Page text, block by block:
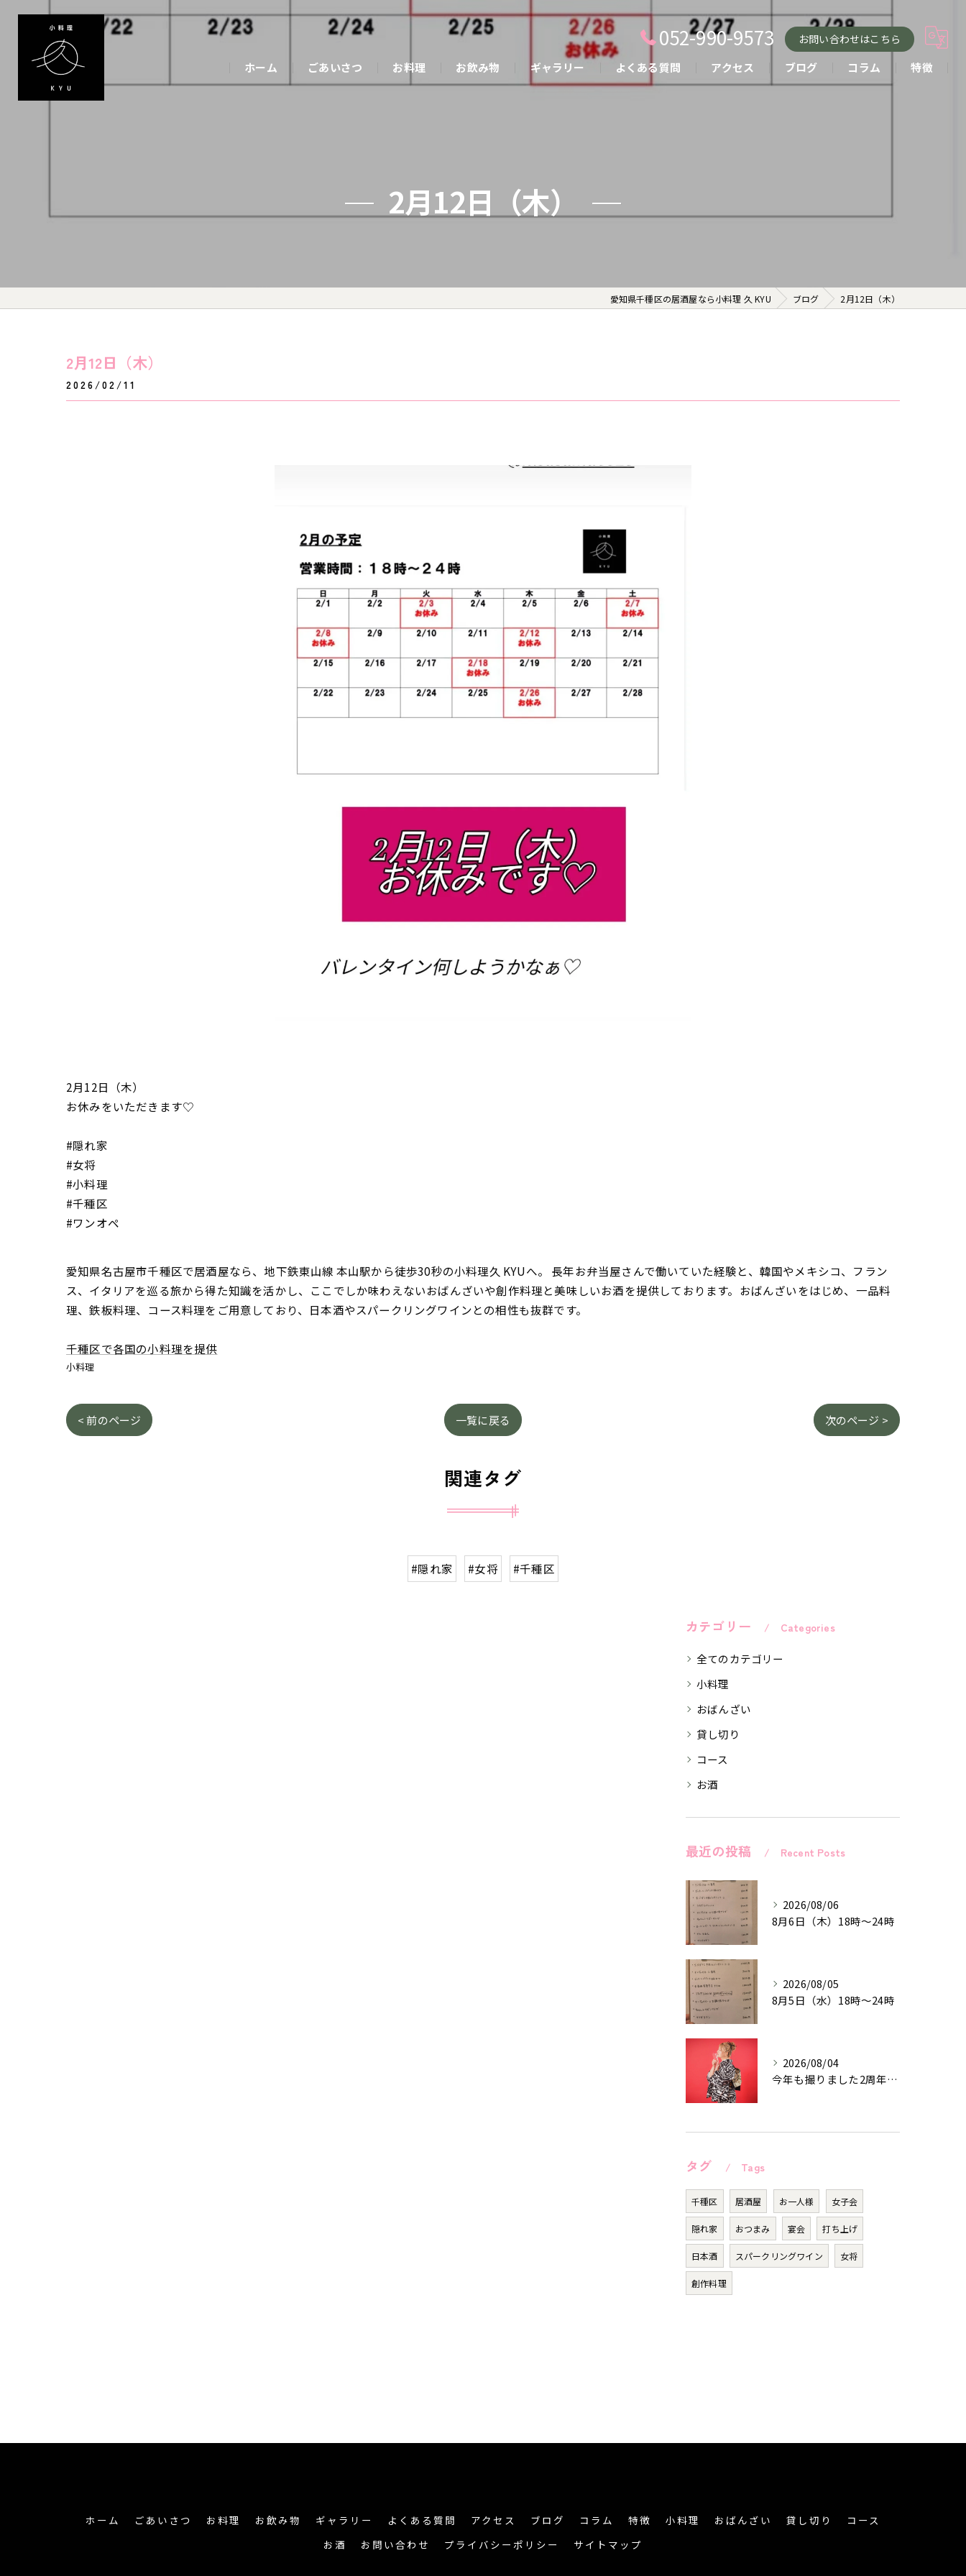
052-990-9573 お問い合わせはこちら
ホーム ごあいさつ お料理 お飲み物 ギャラリー よくある質問 アクセス ブログ コラム 特徴
2月12日（木）
愛知県千種区の居酒屋なら小料理 久 KYU ブログ 2月12日（木）
2月12日（木）
2026/02/11
2月12日（木）
お休みをいただきます♡
#隠れ家
#女将
#小料理
#千種区
#ワンオペ
愛知県名古屋市千種区で居酒屋なら、地下鉄東山線 本山駅から徒歩30秒の小料理久 KYUへ。 長年お弁当屋さんで働いていた経験と、韓国やメキシコ、フラン
ス、イタリアを巡る旅から得た知識を活かし、ここでしか味わえないおばんざいや創作料理と美味しいお酒を提供しております。おばんざいをはじめ、一品料
理、鉄板料理、コース料理をご用意しており、日本酒やスパークリングワインとの相性も抜群です。
千種区で各国の小料理を提供
小料理
< 前のページ 一覧に戻る 次のページ >
関連タグ
#隠れ家 #女将 #千種区
カテゴリー Categories
全てのカテゴリー
小料理
おばんざい
貸し切り
コース
お酒
最近の投稿 Recent Posts
2026/08/06
8月6日（木）18時〜24時
2026/08/05
8月5日（水）18時〜24時
2026/08/04
今年も撮りました2周年記念作品♡
タグ Tags
千種区 居酒屋 お一人様 女子会
隠れ家 おつまみ 宴会 打ち上げ
日本酒 スパークリングワイン 女将
創作料理
ホーム ごあいさつ お料理 お飲み物 ギャラリー よくある質問 アクセス ブログ コラム 特徴 小料理 おばんざい 貸し切り
コース
お酒
お問い合わせ プライバシーポリシー サイトマップ